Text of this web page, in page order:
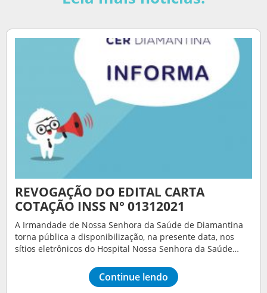
REVOGAÇÃO DO EDITAL CARTA
COTAÇÃO INSS N° 01312021
A Irmandade de Nossa Senhora da Saúde de Diamantina
torna pública a disponibilização, na presente data, nos
sítios eletrônicos do Hospital Nossa Senhora da Saúde…
Continue lendo